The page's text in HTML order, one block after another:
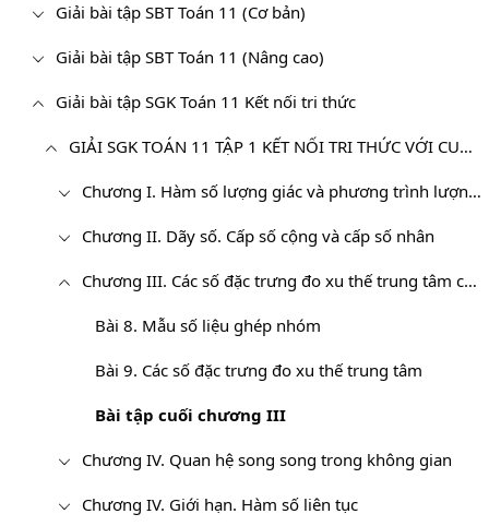
Giải bài tập SBT Toán 11 (Cơ bản)
Giải bài tập SBT Toán 11 (Nâng cao)
Giải bài tập SGK Toán 11 Kết nối tri thức
GIẢI SGK TOÁN 11 TẬP 1 KẾT NỐI TRI THỨC VỚI CUỘC SỐNG
Chương I. Hàm số lượng giác và phương trình lượng giác
Chương II. Dãy số. Cấp số cộng và cấp số nhân
Chương III. Các số đặc trưng đo xu thế trung tâm của mẫu số liệu ghép nhóm
Bài 8. Mẫu số liệu ghép nhóm
Bài 9. Các số đặc trưng đo xu thế trung tâm
Bài tập cuối chương III
Chương IV. Quan hệ song song trong không gian
Chương IV. Giới hạn. Hàm số liên tục